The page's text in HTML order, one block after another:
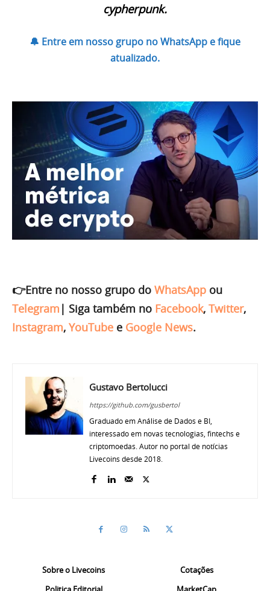
cypherpunk.
🔔 Entre em nosso grupo no WhatsApp e fique
atualizado.
👉Entre no nosso grupo do WhatsApp ou
Telegram | Siga também no Facebook, Twitter,
Instagram, YouTube e Google News.
Gustavo Bertolucci
https://github.com/gusbertol
Graduado em Análise de Dados e BI,
interessado em novas tecnologias, fintechs e
criptomoedas. Autor no portal de notícias
Livecoins desde 2018.
Sobre o Livecoins
Cotações